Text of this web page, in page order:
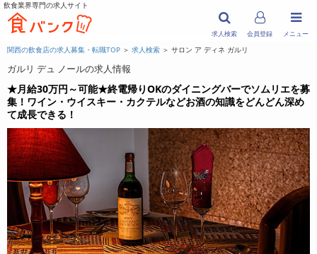
飲食業界専門の求人サイト
メニュー
求人検索 会員登録
関西の飲食店の求人募集・転職TOP ＞ 求人検索 ＞ サロン ア ディネ ガルリ
ガルリ デュ ノールの求人情報
★月給30万円～可能★終電帰りOKのダイニングバーでソムリエを募
集！ワイン・ウイスキー・カクテルなどお酒の知識をどんどん深め
て成長できる！